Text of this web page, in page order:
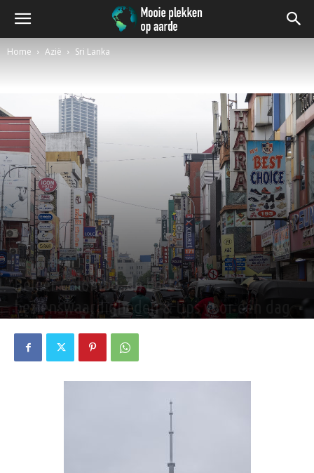
Home Azië Sri Lanka
Azië Sri Lanka
Beleef Colombo: de beste
bezienswaardigheden & tips voor één dag